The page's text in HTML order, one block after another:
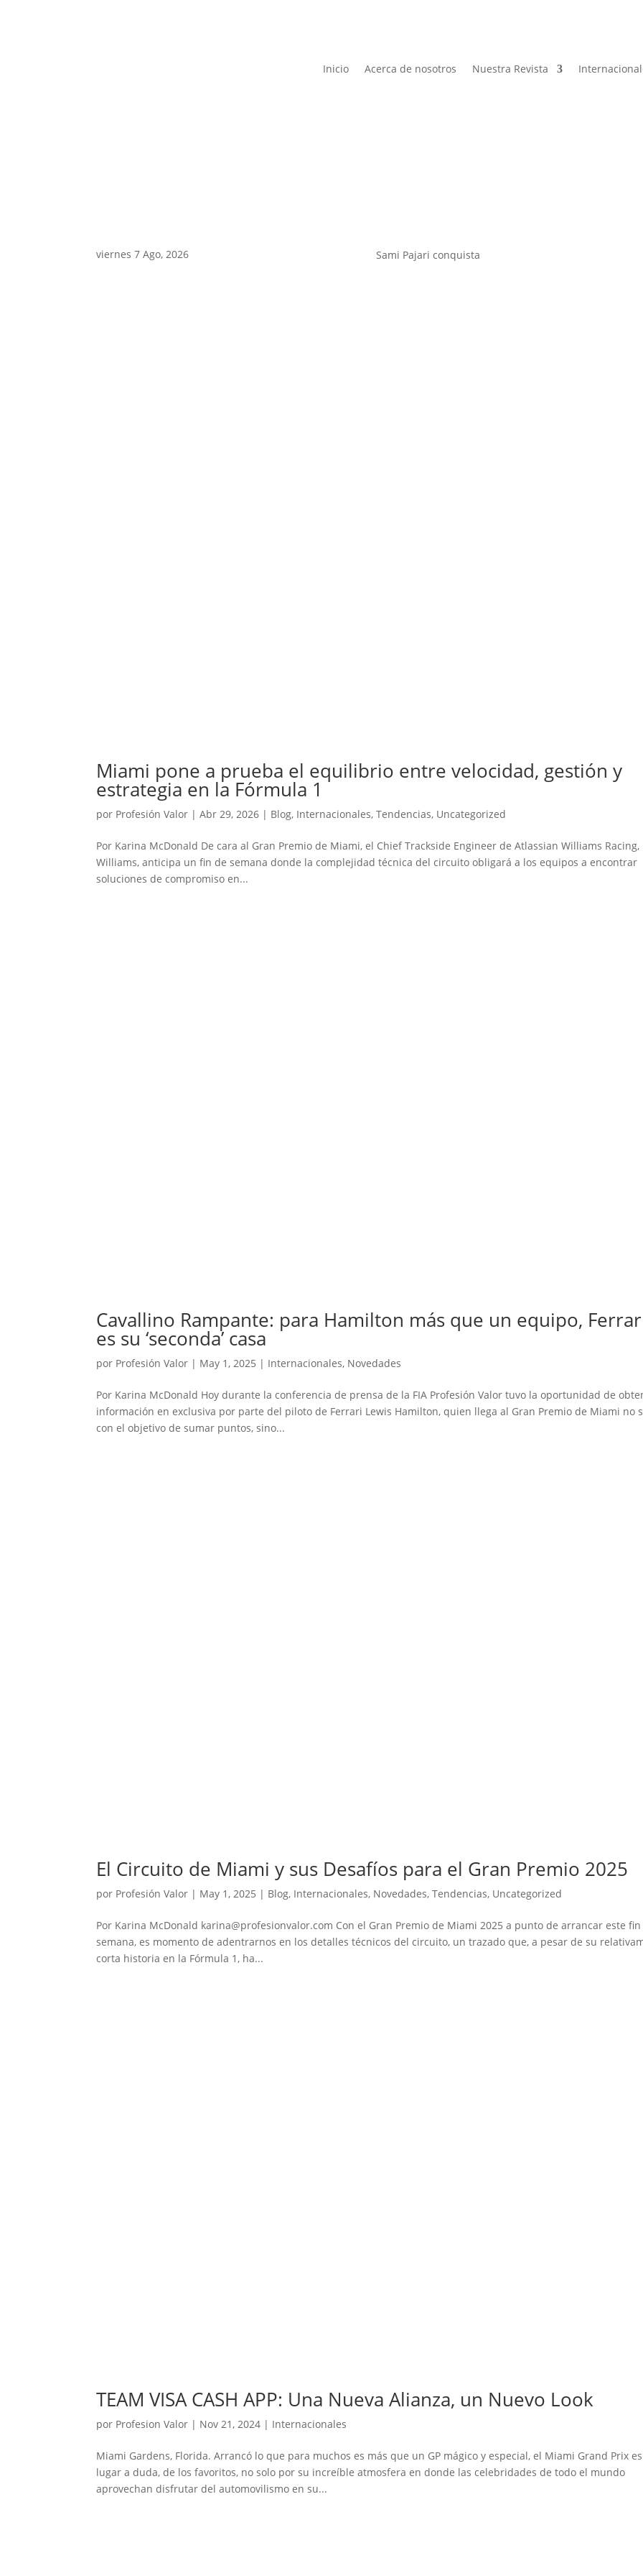
Inicio Acerca de nosotros Nuestra Revista
viernes 7 Ago, 2026 Últimas noticiasSami Pajari conquista el Rally de Finlandia 2026 y
Miami pone a prueba el equilibrio entre velocidad, gestión y
estrategia en la Fórmula 1
por Profesión Valor |Abr 29, 2026 | Blog, Internacionales,Tendencias, Uncategorized
Por Karina McDonald De cara al Gran Premio de Miami, el Chief Trackside Engineer de Atlassian Williams Racing,
Williams, anticipa un fin de semana donde la complejidad técnica del circuito obligará a los equipos a encontrar
soluciones de compromiso en...
Cavallino Rampante: para Hamilton más que un equipo,
es su ‘seconda’ casa
por Profesión Valor | May 1, 2025 | Internacionales, Novedades
Por Karina McDonald Hoy durante la conferencia de prensa de la FIA Profesión Valor tuvo la oportunidad de
información en exclusiva por parte del piloto de Ferrari Lewis Hamilton, quien llega al Gran Premio de Miami no
con el objetivo de sumar puntos, sino...
El Circuito de Miami y sus Desafíos para el Gran Premio 2025
por Profesión Valor | May 1, 2025 | Blog, Internacionales, Novedades,Tendencias, Uncategorized
Por Karina McDonald karina@profesionvalor.com Con el Gran Premio de Miami 2025 a punto de arrancar este
semana, es momento de adentrarnos en los detalles técnicos del circuito, un trazado que, a pesar de su
corta historia en la Fórmula 1, ha...
TEAM VISA CASH APP: Una Nueva Alianza, un Nuevo Look
por Profesion Valor | Nov 21, 2024 | Internacionales
Miami Gardens, Florida. Arrancó lo que para muchos es más que un GP mágico y especial, el Miami Grand Prix
lugar a duda, de los favoritos, no solo por su increíble atmosfera en donde las celebridades de todo el mundo
aprovechan disfrutar del automovilismo en su...